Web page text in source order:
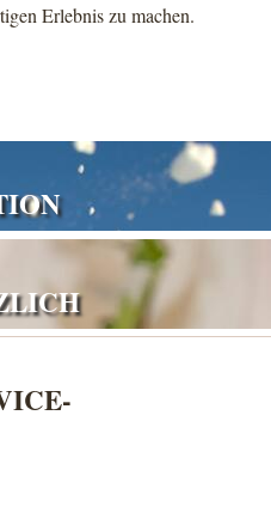
Erlebnis zu machen.